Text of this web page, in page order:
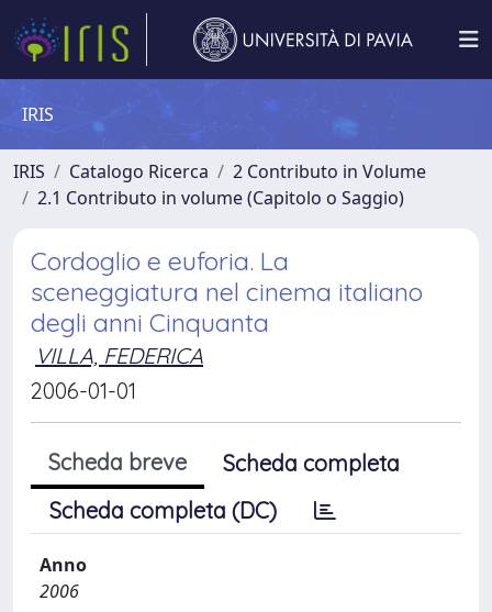
IRIS
IRIS Catalogo Ricerca
2 Contributo in Volume
2.1 Contributo in volume (Capitolo o Saggio)
Cordoglio e euforia. La
sceneggiatura nel cinema italiano
degli anni Cinquanta
VILLA, FEDERICA
2006-01-01
Scheda breve
Scheda completa
Scheda completa (DC)
Anno
2006